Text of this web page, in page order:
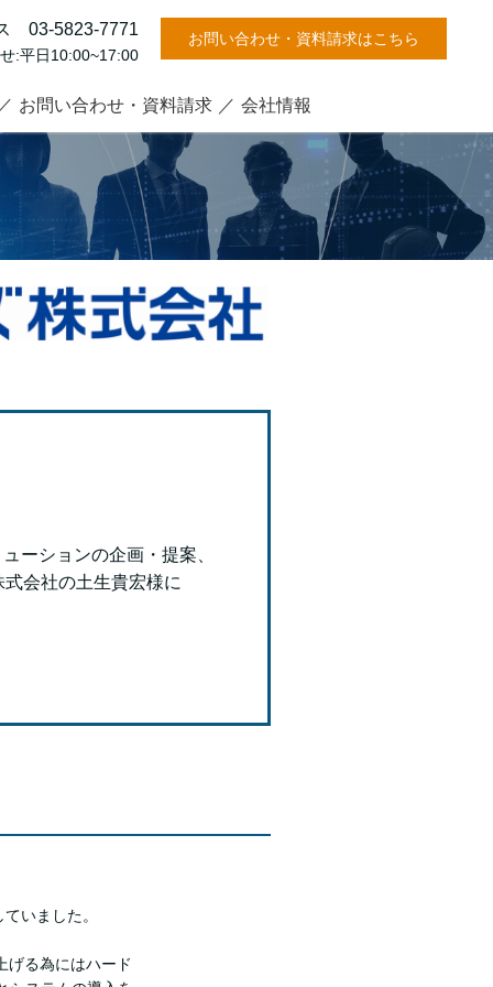
03-5823-7771
:平日10:00~17:00
お問い合わせ・資料請求はこちら
お問い合わせ・資料請求 会社情報
ーションの企画・提案、
会社の土生貴宏様に
いました。
げる為にはハード